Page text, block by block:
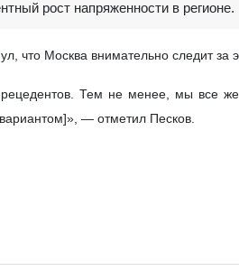
рост напряженности в регионе.
Москва внимательно следит за
Тем не менее, мы все
— отметил Песков.